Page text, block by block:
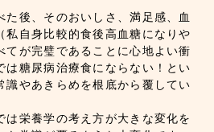
た後、そのおいしさ、満足感、血
私自身比較的食後高血糖になりや
が完璧であることに心地よい衝
は糖尿病治療食にならない！とい
識やあきらめを根底から覆してい
は栄養学の考え方が大きな変化を